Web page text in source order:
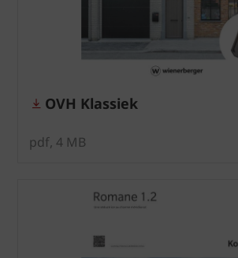
OVH Klassiek
pdf, 4 MB